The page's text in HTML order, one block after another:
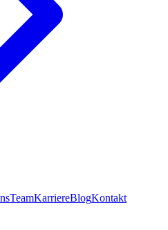
TeamKarriereBlogKontakt